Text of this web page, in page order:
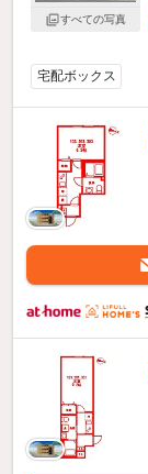
すべての写真
宅配ボックス